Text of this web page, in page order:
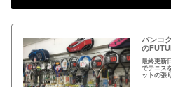
バンコ
の
最終更新
でテニス
ットの張